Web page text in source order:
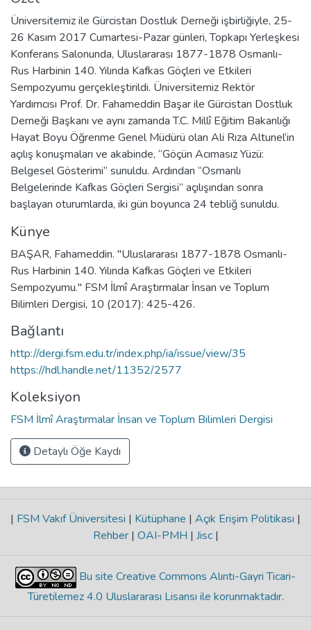
Üniversitemiz ile Gürcistan Dostluk Derneği işbirliğiyle, 25-
26 Kasım 2017 Cumartesi-Pazar günleri, Topkapı Yerleşkesi
Konferans Salonunda, Uluslararası 1877-1878 Osmanlı-
Rus Harbinin 140. Yılında Kafkas Göçleri ve Etkileri
Sempozyumu gerçekleştirildi. Üniversitemiz Rektör
Yardımcısı Prof. Dr. Fahameddin Başar ile Gürcistan Dostluk
Derneği Başkanı ve aynı zamanda T.C. Millî Eğitim Bakanlığı
Hayat Boyu Öğrenme Genel Müdürü olan Ali Rıza Altunel’in
açılış konuşmaları ve akabinde, “Göçün Acımasız Yüzü:
Belgesel Gösterimi” sunuldu. Ardından “Osmanlı
Belgelerinde Kafkas Göçleri Sergisi” açılışından sonra
başlayan oturumlarda, iki gün boyunca 24 tebliğ sunuldu.
Künye
BAŞAR, Fahameddin. "Uluslararası 1877-1878 Osmanlı-
Rus Harbinin 140. Yılında Kafkas Göçleri ve Etkileri
Sempozyumu." FSM İlmî Araştırmalar İnsan ve Toplum
Bilimleri Dergisi, 10 (2017): 425-426.
Bağlantı
http://dergi.fsm.edu.tr/index.php/ia/issue/view/35
https://hdl.handle.net/11352/2577
Koleksiyon
FSM İlmî Araştırmalar İnsan ve Toplum Bilimleri Dergisi
Detaylı Öğe Kaydı
| FSM Vakıf Üniversitesi | Kütüphane | Açık Erişim Politikası |
Rehber | OAI-PMH | Jisc |
Bu site Creative Commons Alıntı-Gayri Ticari-
Türetilemez 4.0 Uluslararası Lisansı ile korunmaktadır.